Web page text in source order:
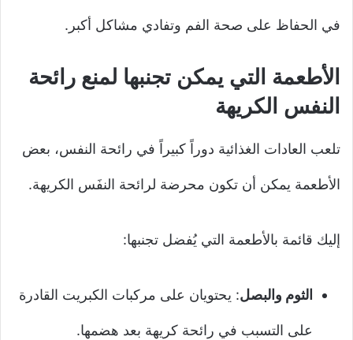
في الحفاظ على صحة الفم وتفادي مشاكل أكبر.
الأطعمة التي يمكن تجنبها لمنع رائحة
النفس الكريهة
تلعب العادات الغذائية دوراً كبيراً في رائحة النفس، بعض
الأطعمة يمكن أن تكون محرضة لرائحة النفَس الكريهة.
إليك قائمة بالأطعمة التي يُفضل تجنبها:
الثوم والبصل: يحتويان على مركبات الكبريت القادرة
على التسبب في رائحة كريهة بعد هضمها.